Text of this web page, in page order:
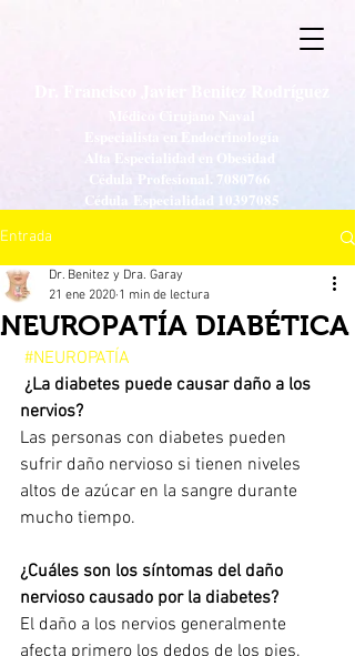
Especialista en Endocrinología
Alta Especialidad en Obesidad
Cédula Profesional. 7080766
Cédula Especialidad 10397085
Entrada
NEUROPATÍA DIABÉTICA
Dr. Benitez y Dra. Garay
21 ene 2020 1 min de lectura
#NEUROPATÍA
¿La diabetes puede causar daño a los
nervios?
Las personas con diabetes pueden
sufrir daño nervioso si tienen niveles
altos de azúcar en la sangre durante
mucho tiempo.
¿Cuáles son los síntomas del daño
nervioso causado por la diabetes?
El daño a los nervios generalmente
afecta primero los dedos de los pies.